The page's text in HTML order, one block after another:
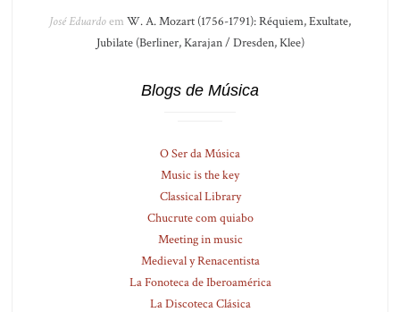
José Eduardoem W. A. Mozart (1756-1791): Réquiem, Exultate,
Jubilate (Berliner, Karajan / Dresden, Klee)
Blogs de Música
O Ser da Música
Music is the key
Classical Library
Chucrute com quiabo
Meeting in music
Medieval y Renacentista
La Fonoteca de Iberoamérica
La Discoteca Clásica